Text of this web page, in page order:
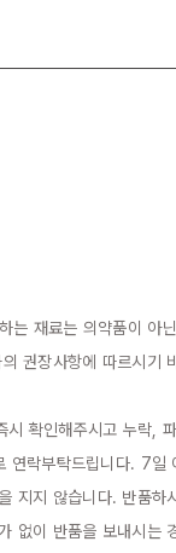
는 재료는 의약품이 아
권장사항에 따르시기
시 확인해주시고 누락,
락부탁드립니다. 7일
지지 않습니다. 반품하
없이 반품을 보내시는